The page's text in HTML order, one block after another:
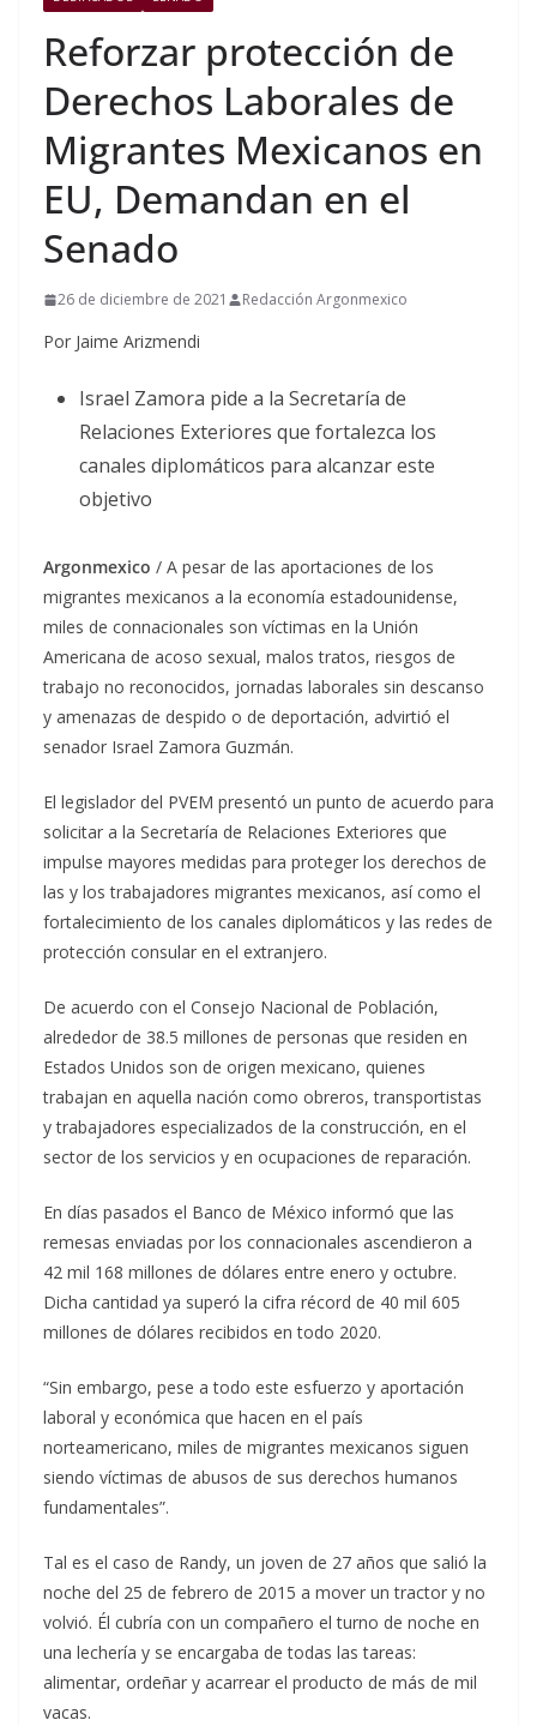
Reforzar protección de
Derechos Laborales de
Migrantes Mexicanos en
EU, Demandan en el
Senado
26 de diciembre de 2021 Redacción Argonmexico
Por Jaime Arizmendi
Israel Zamora pide a la Secretaría de
Relaciones Exteriores que fortalezca los
canales diplomáticos para alcanzar este
objetivo
Argonmexico / A pesar de las aportaciones de los
migrantes mexicanos a la economía estadounidense,
miles de connacionales son víctimas en la Unión
Americana de acoso sexual, malos tratos, riesgos de
trabajo no reconocidos, jornadas laborales sin descanso
y amenazas de despido o de deportación, advirtió el
senador Israel Zamora Guzmán.
El legislador del PVEM presentó un punto de acuerdo para
solicitar a la Secretaría de Relaciones Exteriores que
impulse mayores medidas para proteger los derechos de
las y los trabajadores migrantes mexicanos, así como el
fortalecimiento de los canales diplomáticos y las redes de
protección consular en el extranjero.
De acuerdo con el Consejo Nacional de Población,
alrededor de 38.5 millones de personas que residen en
Estados Unidos son de origen mexicano, quienes
trabajan en aquella nación como obreros, transportistas
y trabajadores especializados de la construcción, en el
sector de los servicios y en ocupaciones de reparación.
En días pasados el Banco de México informó que las
remesas enviadas por los connacionales ascendieron a
42 mil 168 millones de dólares entre enero y octubre.
Dicha cantidad ya superó la cifra récord de 40 mil 605
millones de dólares recibidos en todo 2020.
“Sin embargo, pese a todo este esfuerzo y aportación
laboral y económica que hacen en el país
norteamericano, miles de migrantes mexicanos siguen
siendo víctimas de abusos de sus derechos humanos
fundamentales”.
Tal es el caso de Randy, un joven de 27 años que salió la
noche del 25 de febrero de 2015 a mover un tractor y no
volvió. Él cubría con un compañero el turno de noche en
una lechería y se encargaba de todas las tareas:
alimentar, ordeñar y acarrear el producto de más de mil
vacas.